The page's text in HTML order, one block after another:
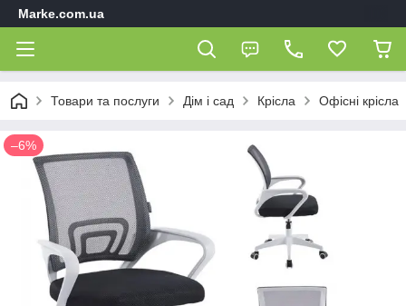
Marke.com.ua
Товари та послуги Дім і сад Крісла Офісні крісла
–6%